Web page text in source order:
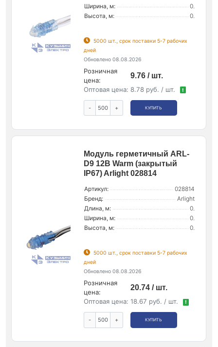
Ширина, м:
0.
Высота, м:
0.
5000 шт., срок поставки 5-7 рабочих
дней
Обновлено 08.08.2026
Розничная
цена:
9.76 / шт.
Оптовая цена: 8.78 руб. / шт. !
- + КУПИТЬ
Модуль герметичный ARL-
D9 12В Warm (закрытый
IP67) Arlight 028814
Артикул:
028814
Бренд:
Arlight
Длина, м:
0.
Ширина, м:
0.
Высота, м:
0.
5000 шт., срок поставки 5-7 рабочих
дней
Обновлено 08.08.2026
Розничная
цена:
20.74 / шт.
Оптовая цена: 18.67 руб. / шт. !
- + КУПИТЬ